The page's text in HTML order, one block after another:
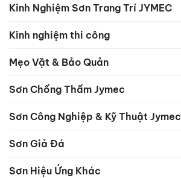
Kinh Nghiệm Sơn Trang Trí JYMEC
Kinh nghiệm thi công
Mẹo Vặt & Bảo Quản
Sơn Chống Thấm Jymec
Sơn Công Nghiệp & Kỹ Thuật Jymec
Sơn Giả Đá
Sơn Hiệu Ứng Khác